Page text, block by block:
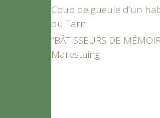
Coup de gueule d’un
du Tarn
“BÂTISSEURS DE
Marestaing